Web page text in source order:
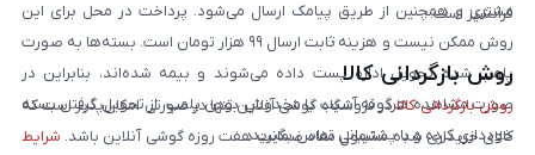
فرانشیز است.
مشتری و همچنین از طریق پیامک ارسال می‌شود. پرداخت در محل برای این
روش ممکن نیست و هزینه ثابت ارسال ۹۹ هزار تومان است. بسته‌ها به صورت
پلمپ شده تحویل اداره پست داده می‌شوند و بیمه شده‌اند، بنابراین در
صورت مشاهده هرگونه آسیب یا مخدوش بودن پلمپ، از تحویل گرفتن بسته
خودداری کرده و با پشتیبانی تماس بگیرید.
روش بازگردانی کالا
روش بازگردانی کالادر فروشگاه گوشی آنلاین تنها در صورتی امکان‌پذیر است که
کالای خریداری شده مشمول مفاد ضمانت هفت روزه گوشی آنلاین باشد. شرایط